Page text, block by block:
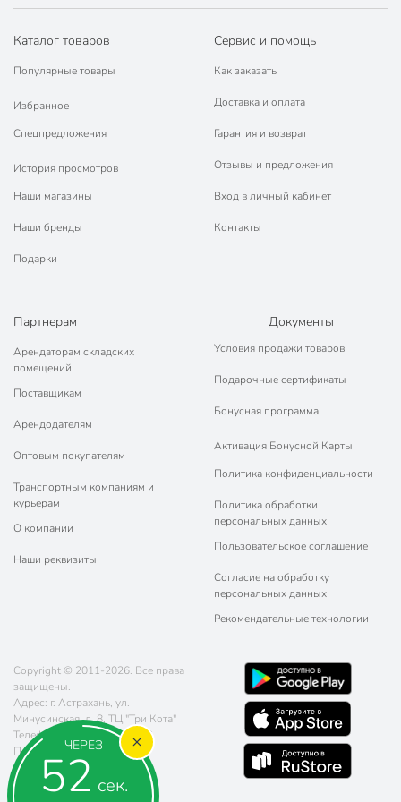
ЧЕРЕЗ
51 сек.
Каталог товаров
Популярные товары
Избранное
Спецпредложения
История просмотров
Наши магазины
Наши бренды
Подарки
Сервис и помощь
Как заказать
Доставка и оплата
Гарантия и возврат
Отзывы и предложения
Вход в личный кабинет
Контакты
Партнерам
Арендаторам складских
помещений
Поставщикам
Арендодателям
Оптовым покупателям
Транспортным компаниям и
курьерам
О компании
Наши реквизиты
Документы
Условия продажи товаров
Подарочные сертификаты
Бонусная программа
Активация Бонусной Карты
Политика конфиденциальности
Политика обработки
персональных данных
Пользовательское соглашение
Согласие на обработку
персональных данных
Рекомендательные технологии
Copyright © 2011-2026. Все права
защищены.
Адрес: г. Астрахань, ул.
Минусинская, д. 8, ТЦ "Три Кота"
Телефон:
8 (800) 770-77-06
Почта:
sales@poryadok.ru